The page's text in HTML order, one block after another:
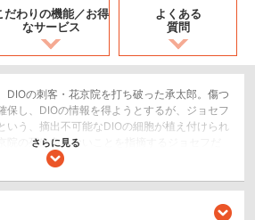
だわりの機能／お得
なサービス
よくある
質問
DIOの刺客・花京院を打ち破った承太郎。傷つ
保し、DIOの情報を得ようとするが、ジョセフ
いう、摘出不可能なDIOの細胞が植え付けられ
院の死は免れないことを指摘するジョセフだ
タンドで花京院の｢肉の芽｣を摘出しようとす
さらに見る